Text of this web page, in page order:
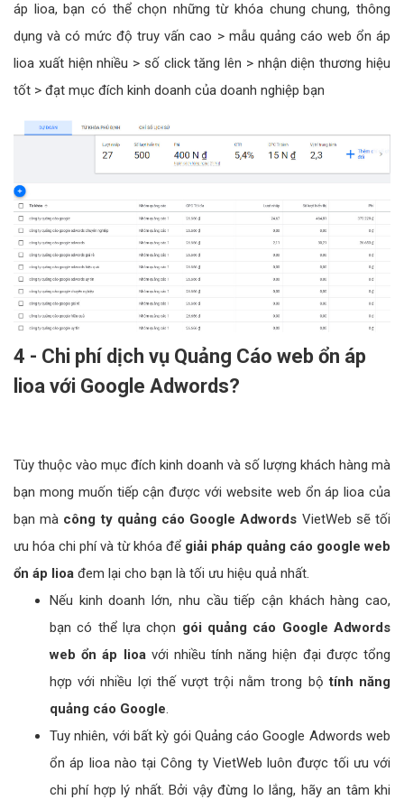
áp lioa, bạn có thể chọn những từ khóa chung chung, thông
dụng và có mức độ truy vấn cao > mẫu quảng cáo web ổn áp
lioa xuất hiện nhiều > số click tăng lên > nhận diện thương hiệu
tốt > đạt mục đích kinh doanh của doanh nghiệp bạn
4 - Chi phí dịch vụ Quảng Cáo web ổn áp
lioa với Google Adwords?
Tùy thuộc vào mục đích kinh doanh và số lượng khách hàng mà
bạn mong muốn tiếp cận được với website web ổn áp lioa của
bạn mà công ty quảng cáo Google Adwords VietWeb sẽ tối
ưu hóa chi phí và từ khóa để giải pháp quảng cáo google web
ổn áp lioa đem lại cho bạn là tối ưu hiệu quả nhất.
Nếu kinh doanh lớn, nhu cầu tiếp cận khách hàng cao,
bạn có thể lựa chọn gói quảng cáo Google Adwords
web ổn áp lioavới nhiều tính năng hiện đại được tổng
hợp với nhiều lợi thế vượt trội nằm trong bộtính năng
quảng cáo Google.
Tuy nhiên, với bất kỳ gói Quảng cáo Google Adwords web
ổn áp lioa nào tại Công ty VietWeb luôn được tối ưu với
chi phí hợp lý nhất. Bởi vậy đừng lo lắng, hãy an tâm khi